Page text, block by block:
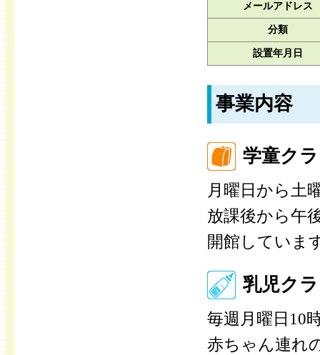
メールアドレス
分類
設置年月日
事業内容
学童ク
月曜日から土
放課後から午
開館していま
乳児ク
毎週月曜日10
赤ちゃん連れ